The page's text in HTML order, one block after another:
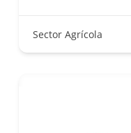
Sector Agrícola